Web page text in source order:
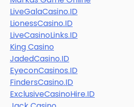
LiveGalaCasino.ID
LionessCasino.ID
LiveCasinoLinks.ID
King Casino
JadedCasino.ID
EyeconCasinos.ID
FindersCasino.ID
ExclusiveCasinoHire.ID